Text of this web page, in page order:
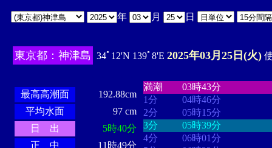
年 月 日
東京都：神津島 34ﾟ12'N 139ﾟ8'E 2025年03月25日(火)
最高高潮面
192.88cm
平均水面
97 cm
日 出
5時40分
正 中
11時49分
満潮
03時43分
1分
04時46分
2分
05時15分
3分
05時39分
4分
06時01分